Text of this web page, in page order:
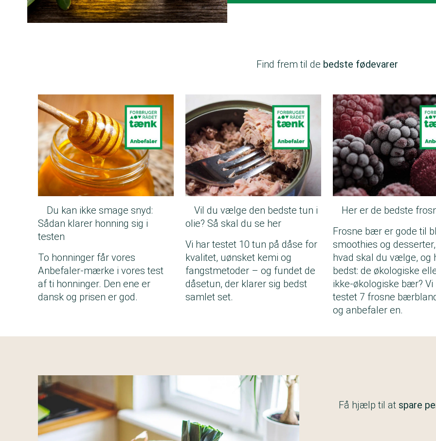
Find frem til de bedste fødevarer
Du kan ikke smage snyd:
Sådan klarer honning sig i
testen
To honninger får vores
Anbefaler-mærke i vores test
af ti honninger. Den ene er
dansk og prisen er god.
Vil du vælge den bedste tun i
olie? Så skal du se her
Vi har testet 10 tun på dåse for
kvalitet, uønsket kemi og
fangstmetoder – og fundet de
dåsetun, der klarer sig bedst
samlet set.
Her er de bedste
Frosne bær er gode til
smoothies og
hvad skal du vælge, og
bedst: de økologiske
ikke-økologiske bær? Vi
testet 7 frosne
og anbefaler en.
Få hjælp til at spare